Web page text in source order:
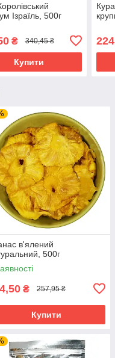
Ізраїль, 500г
₴ 340,45 ₴
Купити
в'ялений
500г
₴ 257,95 ₴
Купити